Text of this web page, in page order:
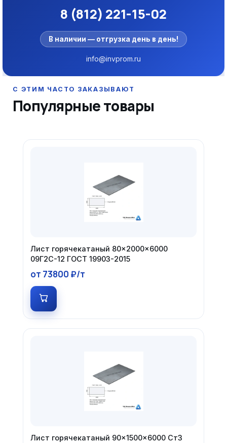
8 (812) 221-15-02
В наличии — отгрузка день в день!
info@invprom.ru
Популярные товары
Лист горячекатаный 80×2000×6000
09Г2С-12 ГОСТ 19903-2015
от 73800 ₽/т
Лист горячекатаный 90×1500×6000 Ст3